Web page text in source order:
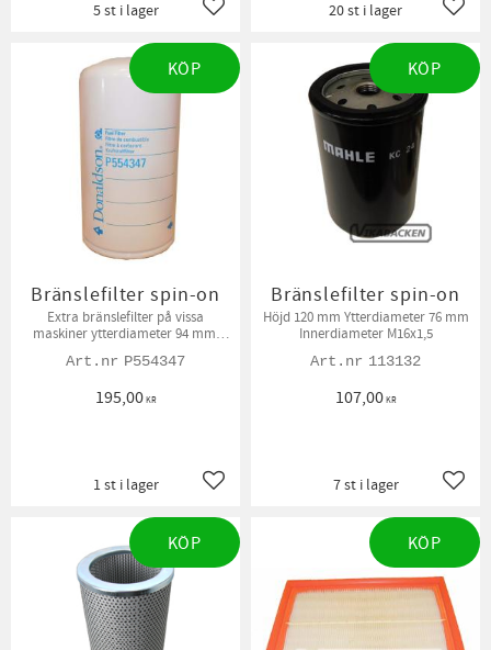
Lägg till i favoriter
5 st i lager 20 st i lager
Bränslefilter spin-on
Extra bränslefilter på vissa
maskiner ytterdiameter 94 mm,
P554347
195,00KR
Lägg till i favoriter
1 st i lager
KÖP
Bränslefilter spin-on
Höjd 120 mm Ytterdiameter 76 mm
Innerdiameter M16x1,5
113132
107,00KR
7 st i lager
KÖP
KÖP KÖP